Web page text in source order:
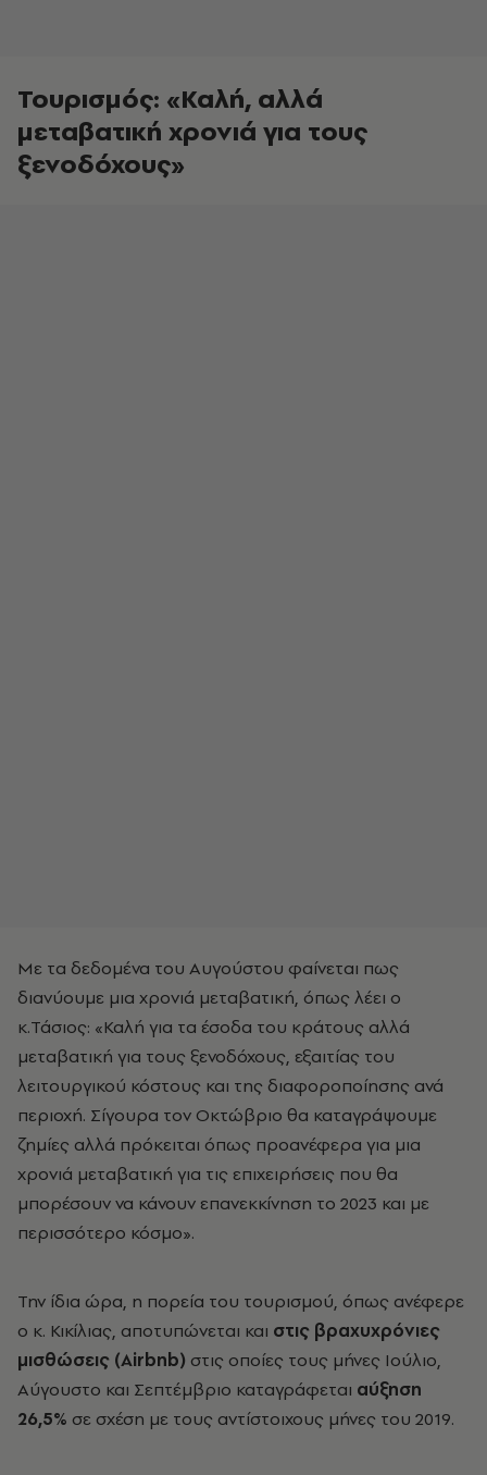
Τουρισμός: «Καλή, αλλά
μεταβατική χρονιά για τους
ξενοδόχους»
Με τα δεδομένα του Αυγούστου φαίνεται πως
διανύουμε μια χρονιά μεταβατική, όπως λέει ο
κ.Τάσιος: «Καλή για τα έσοδα του κράτους αλλά
μεταβατική για τους ξενοδόχους, εξαιτίας του
λειτουργικού κόστους και της διαφοροποίησης ανά
περιοχή. Σίγουρα τον Οκτώβριο θα καταγράψουμε
ζημίες αλλά πρόκειται όπως προανέφερα για μια
χρονιά μεταβατική για τις επιχειρήσεις που θα
μπορέσουν να κάνουν επανεκκίνηση το 2023 και με
περισσότερο κόσμο».
Την ίδια ώρα, η πορεία του τουρισμού, όπως ανέφερε
ο κ. Κικίλιας, αποτυπώνεται και στις βραχυχρόνιες
μισθώσεις (Airbnb) στις οποίες τους μήνες Ιούλιο,
Αύγουστο και Σεπτέμβριο καταγράφεται αύξηση
26,5% σε σχέση με τους αντίστοιχους μήνες του 2019.